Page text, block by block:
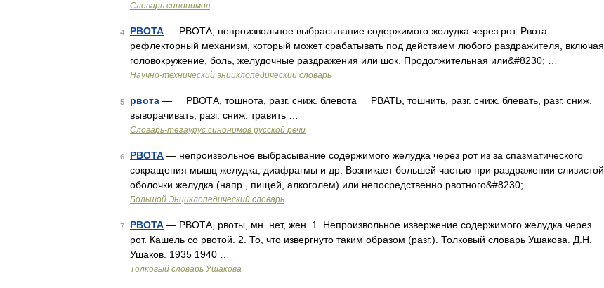
Словарь синонимов
4 РВОТА — РВОТА, непроизвольное выбрасывание содержимого желудка через рот. Рвота
рефлекторный механизм, который может срабатывать под действием любого раздражителя, включая
головокружение, боль, желудочные раздражения или шок. Продолжительная или&#8230; …
Научно-технический энциклопедический словарь
5 рвота — РВОТА, тошнота, разг. сниж. блевота РВАТЬ, тошнить, разг. сниж. блевать, разг. сниж.
выворачивать, разг. сниж. травить …
Словарь-тезаурус синонимов русской речи
6 РВОТА — непроизвольное выбрасывание содержимого желудка через рот из за спазматического
сокращения мышц желудка, диафрагмы и др. Возникает большей частью при раздражении слизистой
оболочки желудка (напр., пищей, алкоголем) или непосредственно рвотного&#8230; …
Большой Энциклопедический словарь
7 РВОТА — РВОТА, рвоты, мн. нет, жен. 1. Непроизвольное извержение содержимого желудка через
рот. Кашель со рвотой. 2. То, что извергнуто таким образом (разг.). Толковый словарь Ушакова. Д.Н.
Ушаков. 1935 1940 …
Толковый словарь Ушакова